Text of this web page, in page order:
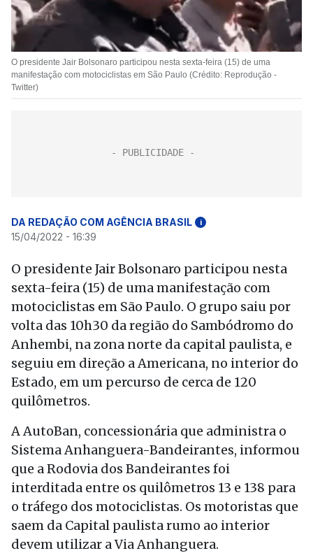
O presidente Jair Bolsonaro participou nesta sexta-feira (15) de uma
manifestação com motociclistas em São Paulo (Crédito: Reprodução -
Twitter)
DA REDAÇÃO COM AGÊNCIA BRASIL i
15/04/2022 - 16:39
O presidente Jair Bolsonaro participou nesta
sexta-feira (15) de uma manifestação com
motociclistas em São Paulo. O grupo saiu por
volta das 10h30 da região do Sambódromo do
Anhembi, na zona norte da capital paulista, e
seguiu em direção a Americana, no interior do
Estado, em um percurso de cerca de 120
quilômetros.
A AutoBan, concessionária que administra o
Sistema Anhanguera-Bandeirantes, informou
que a Rodovia dos Bandeirantes foi
interditada entre os quilômetros 13 e 138 para
o tráfego dos motociclistas. Os motoristas que
saem da Capital paulista rumo ao interior
devem utilizar a Via Anhanguera.